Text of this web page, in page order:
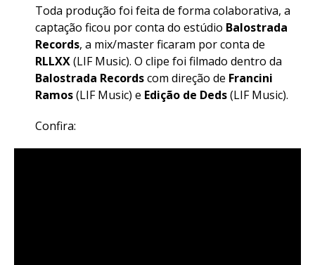
Toda produção foi feita de forma colaborativa, a
captação ficou por conta do estúdio Balostrada
Records, a mix/master ficaram por conta de
RLLXX(LIF Music). O clipe foi filmado dentro da
Balostrada Recordscom direção de Francini
Ramos(LIF Music) e Edição de Deds(LIF Music).
Confira: